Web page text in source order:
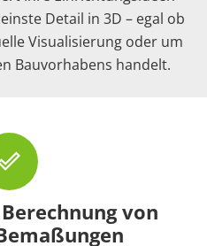
Detail in 3D – egal ob
Visualisierung oder um
Bauvorhabens handelt.
von